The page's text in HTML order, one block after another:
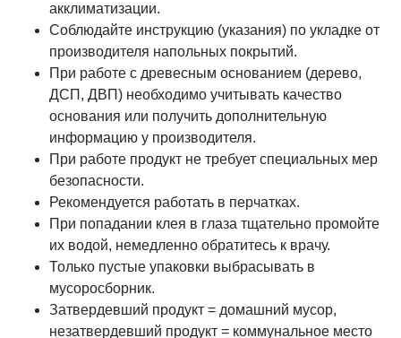
акклиматизации.
Соблюдайте инструкцию (указания) по укладке от
производителя напольных покрытий.
При работе с древесным основанием (дерево,
ДСП, ДВП) необходимо учитывать качество
основания или получить дополнительную
информацию у производителя.
При работе продукт не требует специальных мер
безопасности.
Рекомендуется работать в перчатках.
При попадании клея в глаза тщательно промойте
их водой, немедленно обратитесь к врачу.
Только пустые упаковки выбрасывать в
мусоросборник.
Затвердевший продукт = домашний мусор,
незатвердевший продукт = коммунальное место